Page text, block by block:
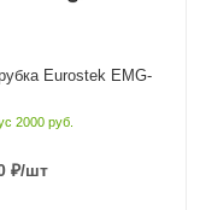
Eurostek EMG-
2000 руб.
₽/шт